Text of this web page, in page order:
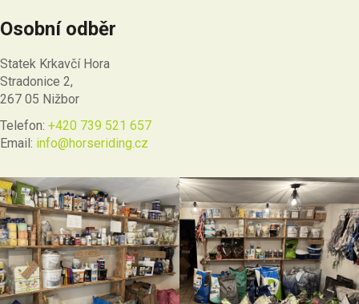
Osobní odběr
Statek Krkavčí Hora
Stradonice 2,
267 05 Nižbor
Telefon: +420 739 521 657
Email: info@horseriding.cz